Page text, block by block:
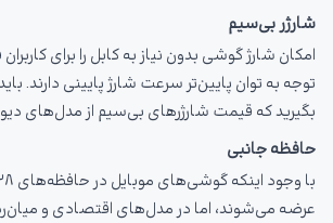
شارژر بی‌سیم
امکان شارژ گوشی بدون نیاز به کابل را برای کاربران
توجه به توان پایین‌تر سرعت شارژ پایینی دارند.
بگیرید که قیمت شارژرهای بی‌سیم از مدل‌های
حافظه جانبی
عرضه می‌شوند، اما در مدل‌های اقتصادی و